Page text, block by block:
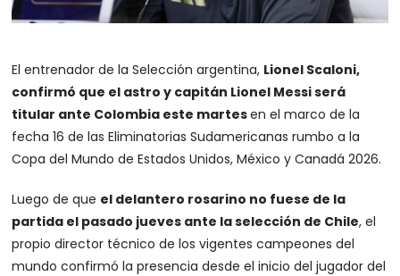
El entrenador de la Selección argentina, Lionel Scaloni,
confirmó que el astro y capitán Lionel Messi será
titular ante Colombia este martesen el marco de la
fecha 16 de las Eliminatorias Sudamericanas rumbo a la
Copa del Mundo de Estados Unidos, México y Canadá 2026.
Luego de que el delantero rosarino no fuese de la
partida el pasado jueves ante la selección de Chile, el
propio director técnico de los vigentes campeones del
mundo confirmó la presencia desde el inicio del jugador del